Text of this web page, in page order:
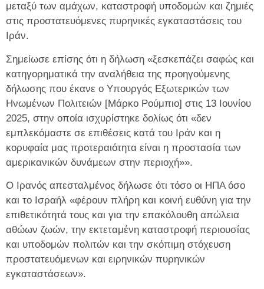
μεταξύ των αμάχων, καταστροφή υποδομών και ζημιές
στις προστατευόμενες πυρηνικές εγκαταστάσεις του
Ιράν.
Σημείωσε επίσης ότι η δήλωση «ξεσκεπάζει σαφώς και
κατηγορηματικά την αναλήθεια της προηγούμενης
δήλωσης που έκανε ο Υπουργός Εξωτερικών των
Ηνωμένων Πολιτειών [Μάρκο Ρούμπιο] στις 13 Ιουνίου
2025, στην οποία ισχυρίστηκε δολίως ότι «δεν
εμπλεκόμαστε σε επιθέσεις κατά του Ιράν και η
κορυφαία μας προτεραιότητα είναι η προστασία των
αμερικανικών δυνάμεων στην περιοχή»».
Ο Ιρανός απεσταλμένος δήλωσε ότι τόσο οι ΗΠΑ όσο
και το Ισραήλ «φέρουν πλήρη και κοινή ευθύνη για την
επιθετικότητά τους και για την επακόλουθη απώλεια
αθώων ζωών, την εκτεταμένη καταστροφή περιουσίας
και υποδομών πολιτών και την σκόπιμη στόχευση
προστατευόμενων και ειρηνικών πυρηνικών
εγκαταστάσεων».